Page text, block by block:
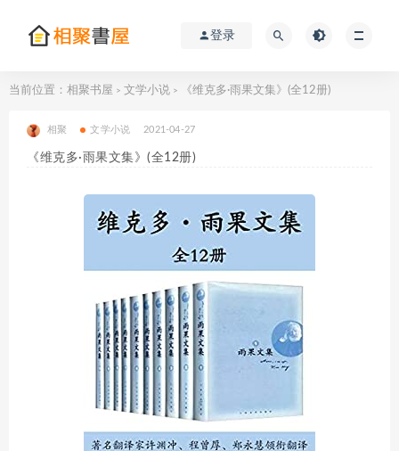
登录
当前位置： 相聚书屋 > 文学小说 > 《维克多·雨果文集》(全12册)
相聚 文学小说 2021-04-27
《维克多·雨果文集》(全12册)